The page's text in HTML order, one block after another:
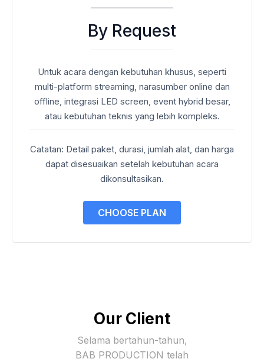
By Request
Untuk acara dengan kebutuhan khusus, seperti
multi-platform streaming, narasumber online dan
offline, integrasi LED screen, event hybrid besar,
atau kebutuhan teknis yang lebih kompleks.
Catatan: Detail paket, durasi, jumlah alat, dan harga
dapat disesuaikan setelah kebutuhan acara
dikonsultasikan.
CHOOSE PLAN
Our Client
Selama bertahun-tahun,
BAB PRODUCTION telah